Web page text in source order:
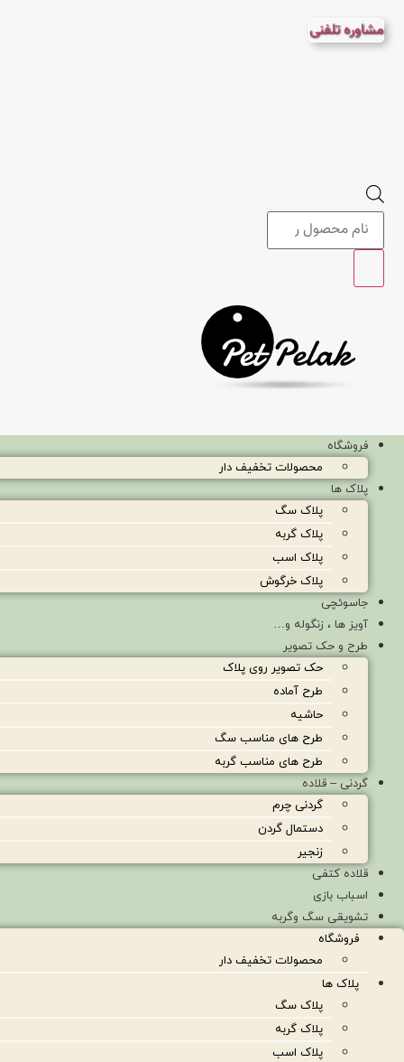
محتوا
مشاوره تلفنی
Products
search
فروشگاه
محصولات تخفیف دار
پلاک ها
پلاک سگ
پلاک گربه
پلاک اسب
پلاک خرگوش
جاسوئچی
آویز ها ، زنگوله و…
طرح و حک تصویر
حک تصویر روی پلاک
طرح آماده
حاشیه
طرح های مناسب سگ
طرح های مناسب گربه
گردنی – قلاده
گردنی چرم
دستمال گردن
زنجیر
قلاده کتفی
اسباب بازی
تشویقی سگ وگربه
فروشگاه
محصولات تخفیف دار
پلاک ها
پلاک سگ
پلاک گربه
پلاک اسب